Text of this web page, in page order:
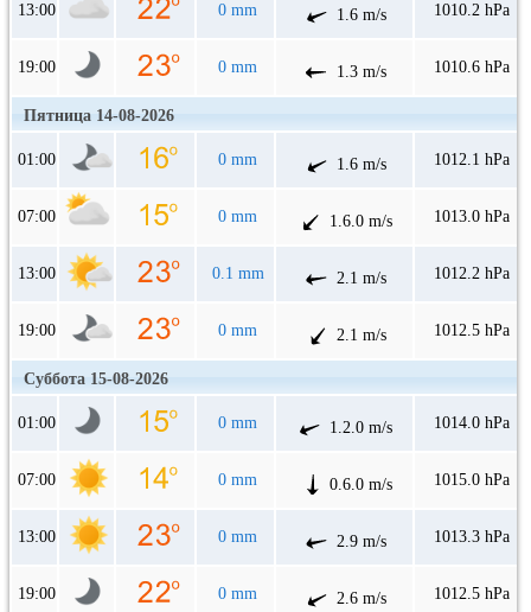
13:00 0 mm 1.6 m/s 1010.2 hPa
19:00 0 mm 1.3 m/s 1010.6 hPa
Пятница 14-08-2026
01:00 0 mm 1.6 m/s 1012.1 hPa
07:00 0 mm 1.6.0 m/s 1013.0 hPa
13:00 0.1 mm 2.1 m/s 1012.2 hPa
19:00 0 mm 2.1 m/s 1012.5 hPa
Суббота 15-08-2026
01:00 0 mm 1.2.0 m/s 1014.0 hPa
07:00 0 mm 0.6.0 m/s 1015.0 hPa
13:00 0 mm 2.9 m/s 1013.3 hPa
19:00 0 mm 2.6 m/s 1012.5 hPa